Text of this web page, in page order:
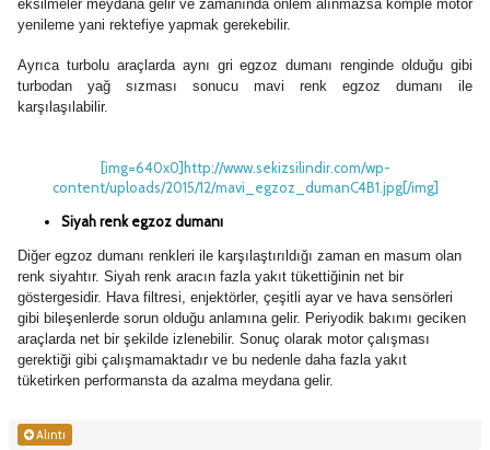
eksilmeler meydana gelir ve zamanında önlem alınmazsa komple motor
yenileme yani rektefiye yapmak gerekebilir.
Ayrıca turbolu araçlarda aynı gri egzoz dumanı renginde olduğu gibi
turbodan yağ sızması sonucu mavi renk egzoz dumanı ile
karşılaşılabilir.
[img=640x0]http://www.sekizsilindir.com/wp-
content/uploads/2015/12/mavi_egzoz_dumanC4B1.jpg[/img]
Siyah renk egzoz dumanı
Diğer egzoz dumanı renkleri ile karşılaştırıldığı zaman en masum olan
renk siyahtır. Siyah renk aracın fazla yakıt tükettiğinin net bir
göstergesidir. Hava filtresi, enjektörler, çeşitli ayar ve hava sensörleri
gibi bileşenlerde sorun olduğu anlamına gelir. Periyodik bakımı geciken
araçlarda net bir şekilde izlenebilir. Sonuç olarak motor çalışması
gerektiği gibi çalışmamaktadır ve bu nedenle daha fazla yakıt
tüketirken performansta da azalma meydana gelir.
Alıntı